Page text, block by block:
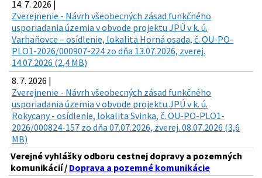
14. 7. 2026 |
Zverejnenie - Návrh všeobecných zásad funkčného
usporiadania územia v obvode projektu JPÚ v k. ú.
Varhaňovce – osídlenie, lokalita Horná osada, č. OU-PO-
PLO1-2026/000907-224 zo dňa 13.07.2026, zverej.
14.07.2026 (2,4 MB)
8. 7. 2026 |
Zverejnenie - Návrh všeobecných zásad funkčného
usporiadania územia v obvode projektu JPÚ v k. ú.
Rokycany - osídlenie, lokalita Svinka, č. OU-PO-PLO1-
2026/000824-157 zo dňa 07.07.2026, zverej. 08.07.2026 (3,6
MB)
Verejné vyhlášky odboru cestnej dopravy a pozemných
komunikácií / Doprava a pozemné komunikácie